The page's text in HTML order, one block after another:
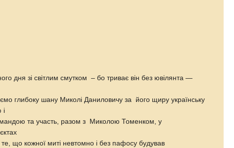
дня зі світлим смутком – бо триває він без ювілянта —
глибоку шану Миколі Даниловичу за його щиру українську
і
та участь, разом з Миколою Томенком, у
те, що кожної миті невтомно і без пафосу будував